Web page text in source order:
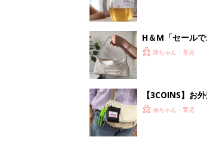
H＆М「セール
赤ちゃん・育児
【3COINS】お
ート」
赤ちゃん・育児